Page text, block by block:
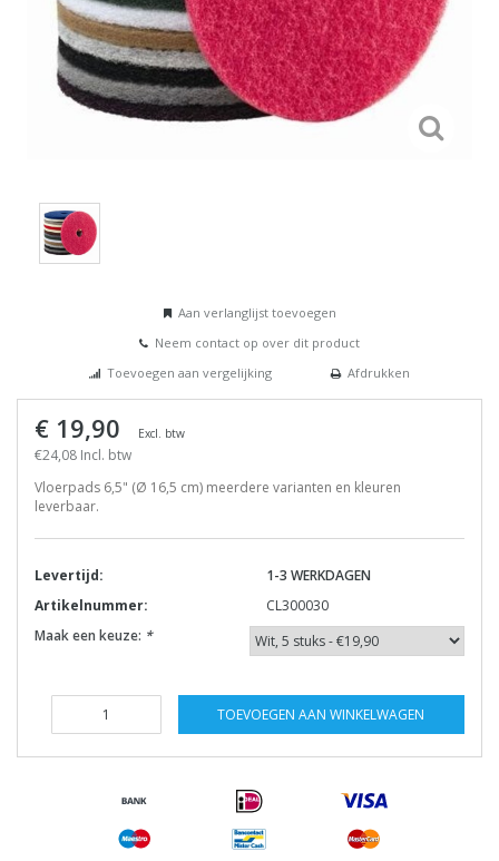
Aan verlanglijst toevoegen
Neem contact op over dit product
Toevoegen aan vergelijking
Afdrukken
€ 19,90 Excl. btw
€24,08 Incl. btw
Vloerpads 6,5" (Ø 16,5 cm) meerdere varianten en kleuren
leverbaar.
Levertijd:
1-3 WERKDAGEN
Artikelnummer:
CL300030
Maak een keuze: *
TOEVOEGEN AAN WINKELWAGEN